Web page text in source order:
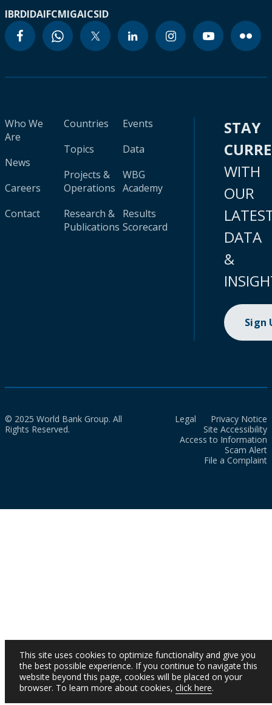
IBRDIDAIFCMIGAICSID
Who We
Are
News
Careers
Contact
Countries
Topics
Projects &
Operations
Research &
Publications
Events
Data
WBG
Academy
Results
Scorecard
STAY
WITH
OUR
DATA
&
Sign
© 2025 World Bank Group. All
Rights Reserved.
Legal
Privacy Notice
Site Accessibility
Access to Information
Scam Alert
File a Complaint
This site uses cookies to optimize functionality and give you
the best possible experience. If you continue to navigate this
website beyond this page, cookies will be placed on your
browser. To learn more about cookies, click here.